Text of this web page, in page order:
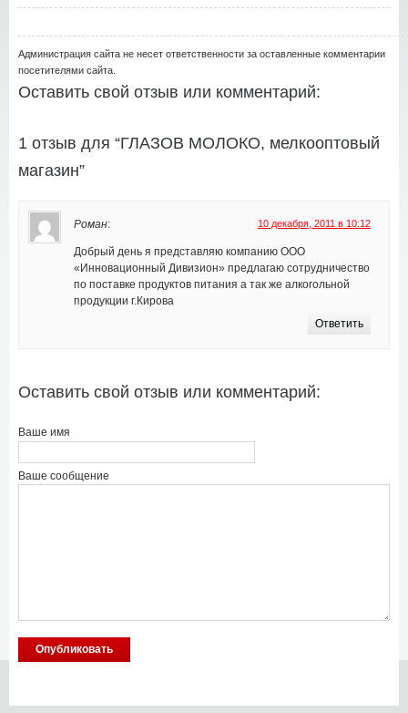
Администрация сайта не несет ответственности за оставленные комментарии
посетителями сайта.
Оставить свой отзыв или комментарий:
1 отзыв для “ГЛАЗОВ МОЛОКО, мелкооптовый
магазин”
Роман: 10 декабря, 2011 в 10:12
Добрый день я представляю компанию ООО
«Инновационный Дивизион» предлагаю сотрудничество
по поставке продуктов питания а так же алкогольной
продукции г.Кирова
Ответить
Оставить свой отзыв или комментарий:
Ваше имя
Ваше сообщение